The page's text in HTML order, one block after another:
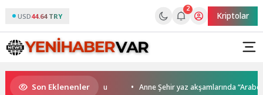
USD44.64 TRY
2
Kriptolar
Son Eklenenler
kupalar sahiplerini buldu Anne Şehir yaz akşamlarında “Arabesk”